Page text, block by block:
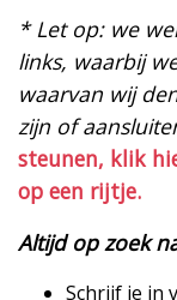
* Let op: we
links, waarbij
waarvan wij
zijn of
steunen, klik
op een rijtje.
Altijd op zoek
Schrijf je in